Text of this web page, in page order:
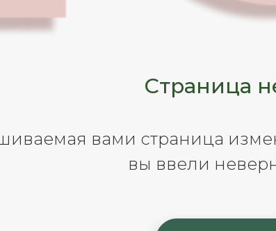
Страница
вами страница
вы ввели